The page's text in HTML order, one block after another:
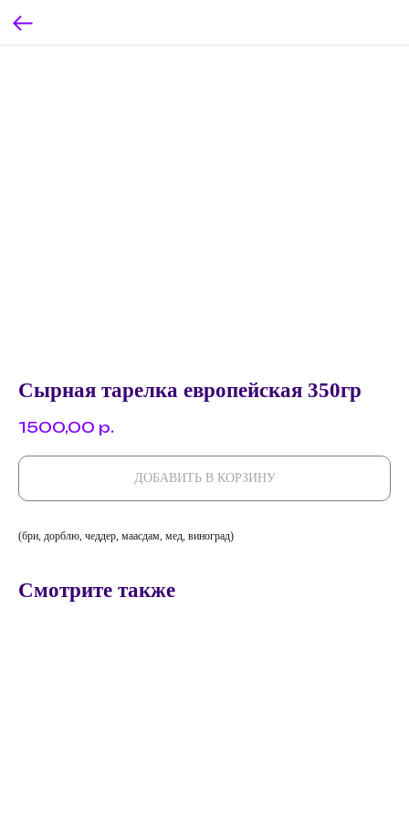
Сырная тарелка европейская 350гр
1500,00 р.
ДОБАВИТЬ В КОРЗИНУ
(бри, дорблю, чеддер, маасдам, мед, виноград)
Смотрите также